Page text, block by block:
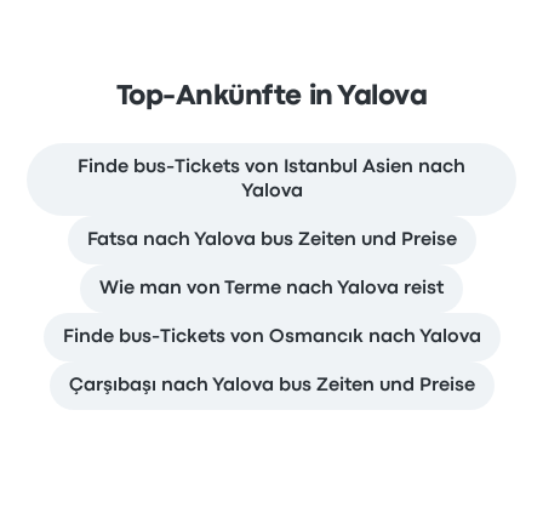
Top-Ankünfte in Yalova
Finde bus-Tickets von Istanbul Asien nach
Yalova
Fatsa nach Yalova bus Zeiten und Preise
Wie man von Terme nach Yalova reist
Finde bus-Tickets von Osmancık nach Yalova
Çarşıbaşı nach Yalova bus Zeiten und Preise